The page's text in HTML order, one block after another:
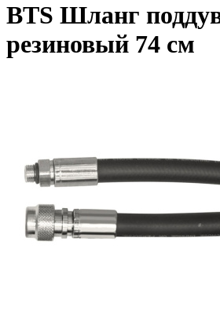
BTS Шланг
резиновый 74 см